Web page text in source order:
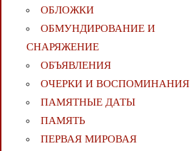
ОБЛОЖКИ
ОБМУНДИРОВАНИЕ И
СНАРЯЖЕНИЕ
ОБЪЯВЛЕНИЯ
ОЧЕРКИ И ВОСПОМИНАНИЯ
ПАМЯТНЫЕ ДАТЫ
ПАМЯТЬ
ПЕРВАЯ МИРОВАЯ